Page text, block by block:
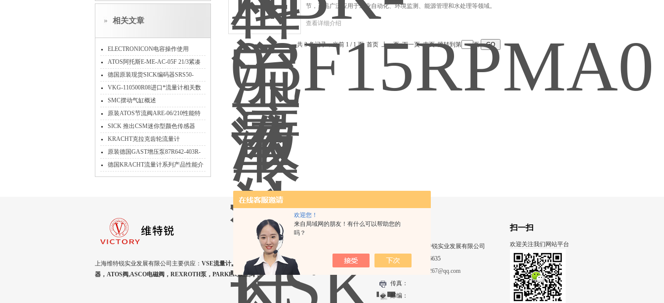
欢迎您！
来自局域网的朋友！有什么可以帮助您的
吗？
相关文章
ELECTRONICON电容操作使用
​ATOS阿托斯E-ME-AC-05F 21/3紧凑
型电液比例阀意大利原装现货
德国原装现货SICK编码器SRS50-
HZA0-S21适用工业自动化驱动领域
VKG-110500R08进口*流量计相关数
据信息购前指导
SMC摆动气缸概述
原装ATOS节流阀ARE-06/210性能特
性
SICK 推出CSM迷你型颜色传感器
KRACHT克拉克齿轮流量计
VC0.4F1RS安装方法
原装德国GAST增压泵87R642-403R-
N470X工作原理参数分析
德国KRACHT流量计系列产品性能介
绍VC1F4PS
节，产品广泛应用于工业自动化、环境监测、能源管理和水处理等领域。
查看详细介绍
共 3 条记录，当前 1 / 1 页 首页 上一页 下一页 末页 跳转到第 页
上海维特锐实业发展有限公司主要供应： VSE流量计, KRACHT齿轮泵及流量计，HYDAC传感
器，ATOS阀,ASCO电磁阀，REXROTH泵，PARKER液压阀，
扫一扫
欢迎关注我们网站平台
联系我们
名称：上海维特锐实业发展有限公司
电话：02132586635
2852709267@qq.com
传真：
邮编：